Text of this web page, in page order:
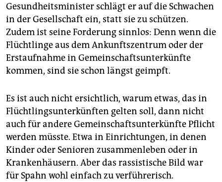
Gesundheitsminister schlägt er auf die Schwachen
in der Gesellschaft ein, statt sie zu schützen.
Zudem ist seine Forderung sinnlos: Denn wenn die
Flüchtlinge aus dem Ankunftszentrum oder der
Erstaufnahme in Gemeinschaftsunterkünfte
kommen, sind sie schon längst geimpft.
Es ist auch nicht ersichtlich, warum etwas, das in
Flüchtlingsunterkünften gelten soll, dann nicht
auch für andere Gemeinschaftsunterkünfte Pflicht
werden müsste. Etwa in Einrichtungen, in denen
Kinder oder Senioren zusammenleben oder in
Krankenhäusern. Aber das rassistische Bild war
für Spahn wohl einfach zu verführerisch.